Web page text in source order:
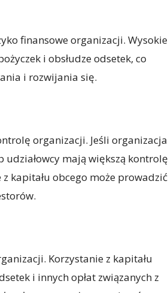
finansowe organizacji. Wysokie
i obsłudze odsetek, co
i rozwijania się.
organizacji. Jeśli organizacja
udziałowcy mają większą kontrolę
kapitału obcego może prowadzić
Korzystanie z kapitału
i innych opłat związanych z